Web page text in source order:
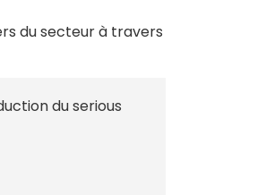
du secteur à travers
du serious